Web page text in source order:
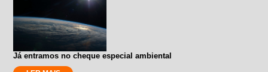
Já entramos no cheque especial ambiental